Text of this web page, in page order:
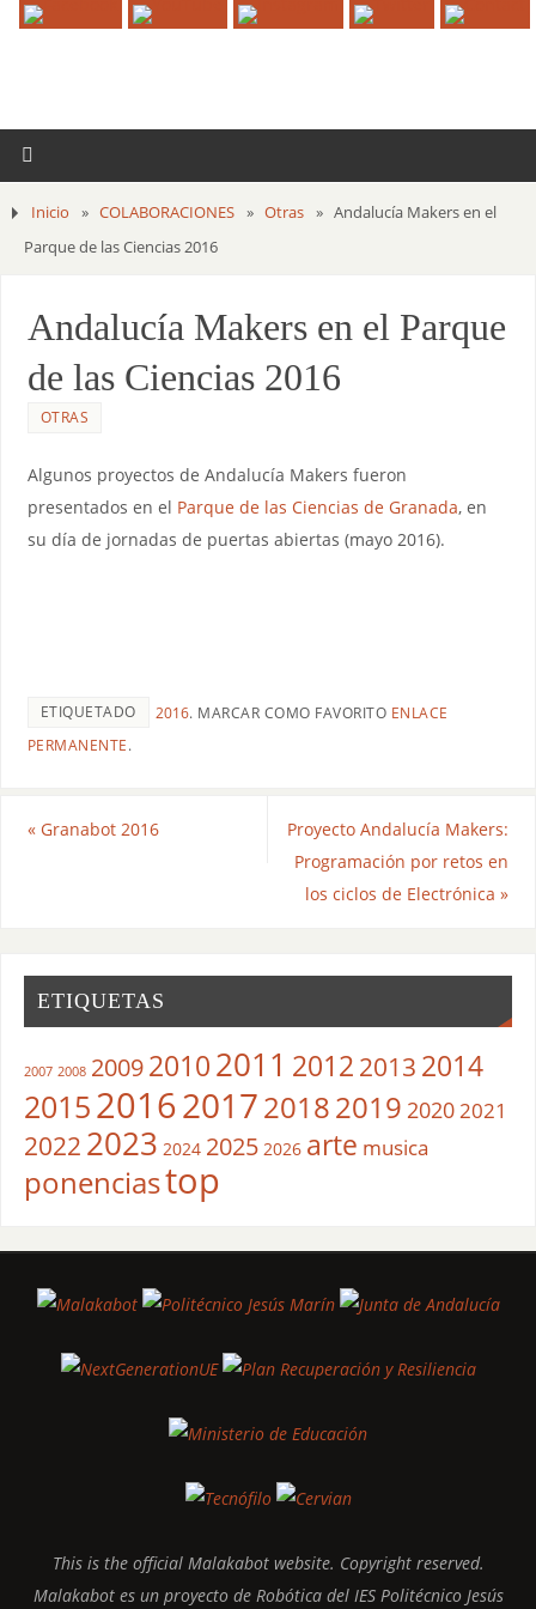
Inicio » COLABORACIONES » Otras » Andalucía Makers en el
Parque de las Ciencias 2016
Andalucía Makers en el Parque
de las Ciencias 2016
OTRAS
Algunos proyectos de Andalucía Makers fueron
presentados en el Parque de las Ciencias de Granada, en
su día de jornadas de puertas abiertas (mayo 2016).
ETIQUETADO 2016. MARCAR COMO FAVORITO ENLACE
PERMANENTE.
«Granabot 2016
Proyecto Andalucía Makers:
Programación por retos en
los ciclos de Electrónica»
ETIQUETAS
2007 2008 200920102011 2012 2013 2014
20152016201720182019 20202021
2022 2023 2024 2025 2026 arte musica
ponenciastop
This is the official Malakabot website. Copyright reserved.
Malakabot es un proyecto de Robótica del IES Politécnico Jesús